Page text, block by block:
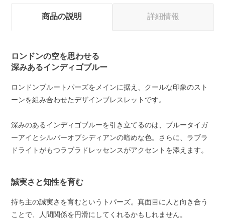
商品の説明 詳細情報
ロンドンの空を思わせる
深みあるインディゴブルー
ロンドンブルートパーズをメインに据え、クールな印象のスト
ーンを組み合わせたデザインブレスレットです。
深みのあるインディゴブルーを引き立てるのは、ブルータイガ
ーアイとシルバーオブシディアンの暗めな色。さらに、ラブラ
ドライトがもつラブラドレッセンスがアクセントを添えます。
誠実さと知性を育む
持ち主の誠実さを育むというトパーズ。真面目に人と向き合う
ことで、人間関係を円滑にしてくれるかもしれません。